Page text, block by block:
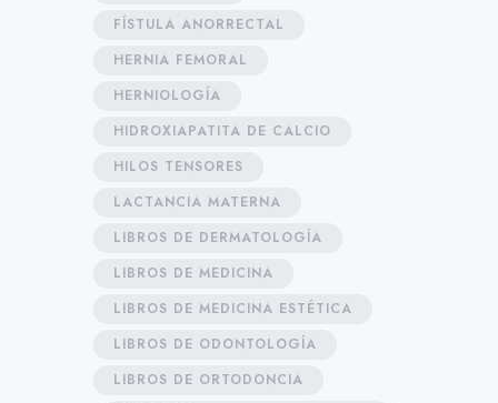
FÍSTULA ANORRECTAL
HERNIA FEMORAL
HERNIOLOGÍA
HIDROXIAPATITA DE CALCIO
HILOS TENSORES
LACTANCIA MATERNA
LIBROS DE DERMATOLOGÍA
LIBROS DE MEDICINA
LIBROS DE MEDICINA ESTÉTICA
LIBROS DE ODONTOLOGÍA
LIBROS DE ORTODONCIA